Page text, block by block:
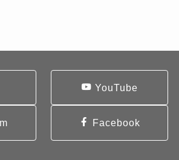
YouTube
Facebook